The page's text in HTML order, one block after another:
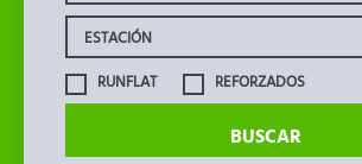
RUNFLAT REFORZADOS
BUSCAR